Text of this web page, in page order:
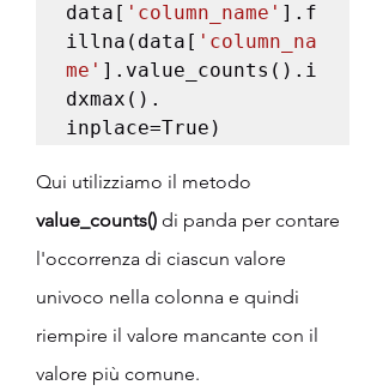
data[ 'column_name' ].f
illna(data[ 'column_na
me' ].value_counts().i
dxmax().
inplace=True)
Qui utilizziamo il metodo
value_counts() di panda per contare
l'occorrenza di ciascun valore
univoco nella colonna e quindi
riempire il valore mancante con il
valore più comune.